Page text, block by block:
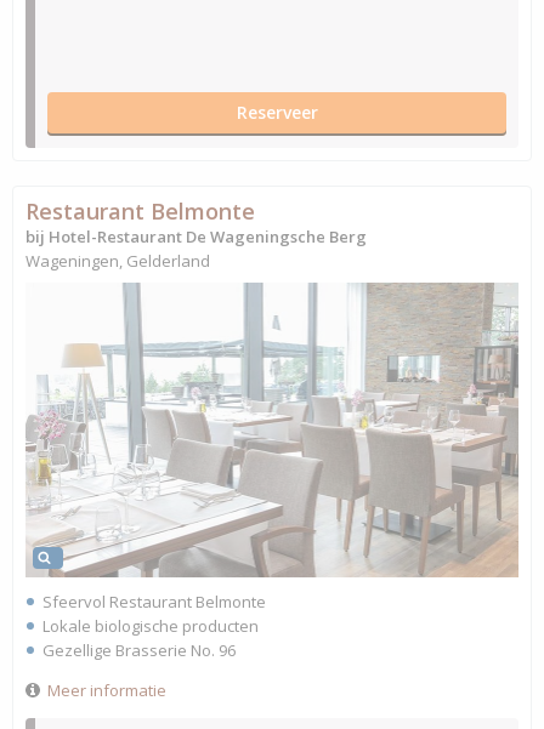
Reserveer
Restaurant Belmonte
bij Hotel-Restaurant De Wageningsche Berg
Wageningen, Gelderland
Sfeervol Restaurant Belmonte
Lokale biologische producten
Gezellige Brasserie No. 96
Meer informatie